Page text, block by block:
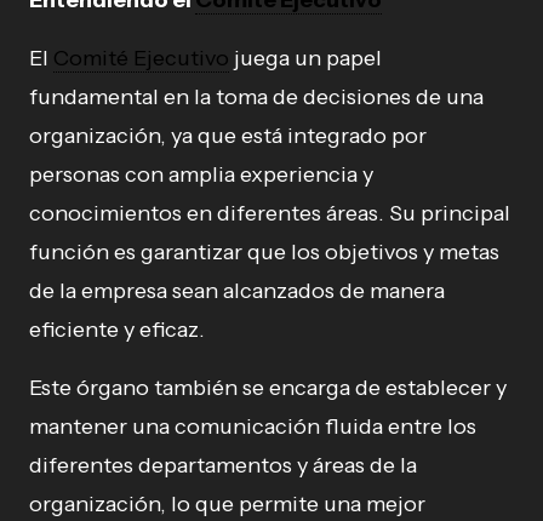
El Comité Ejecutivo juega un papel
fundamental en la toma de decisiones de una
organización, ya que está integrado por
personas con amplia experiencia y
conocimientos en diferentes áreas. Su principal
función es garantizar que los objetivos y metas
de la empresa sean alcanzados de manera
eficiente y eficaz.
Este órgano también se encarga de establecer y
mantener una comunicación fluida entre los
diferentes departamentos y áreas de la
organización, lo que permite una mejor